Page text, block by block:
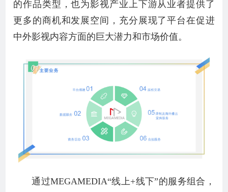
的作品类型，也为影视产业上下游从业者提供了
更多的商机和发展空间，充分展现了平台在促进
中外影视内容方面的巨大潜力和市场价值。
通过MEGAMEDIA“线上+线下”的服务组合，